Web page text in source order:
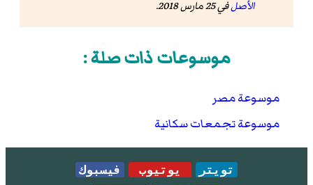
الأصلفي 25 مارس 2018 .
موسوعات ذات صلة :
موسوعة مصر
موسوعة تجمعات سكانية
تويتر يوتيوب
فيسبوك